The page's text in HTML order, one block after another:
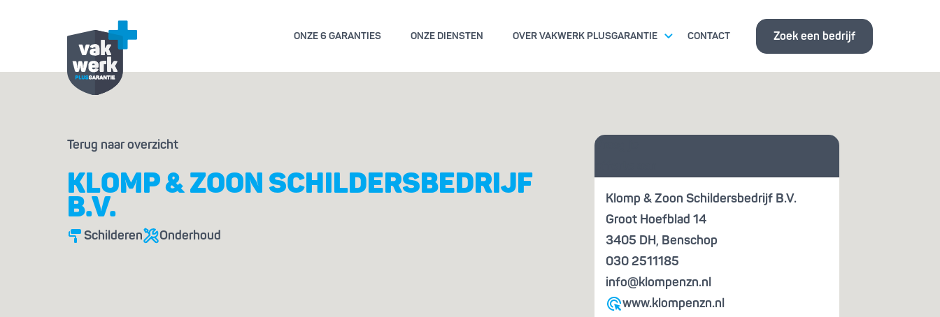
ONZE 6 GARANTIES ONZE DIENSTEN OVER VAKWERK PLUSGARANTIE
KENNISBANK
CONTACT Zoek een bedrijf
Terug naar overzicht
KLOMP & ZOON SCHILDERSBEDRIJF
B.V.
Schilderen Onderhoud
Vraag je
Klomp & Zoon Schildersbedrijf B.V.
Groot Hoefblad 14
3405 DH, Benschop
030 2511185
info@klompenzn.nl
www.klompenzn.nl